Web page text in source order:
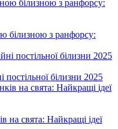
білизною з ранфорсу:
постільної білизни 2025
на свята: Найкращі ідеї